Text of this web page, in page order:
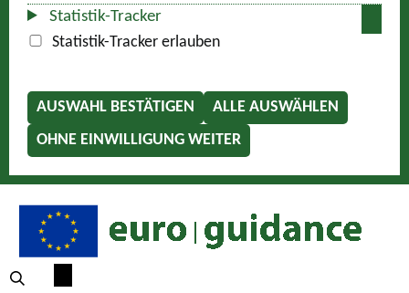
Statistik-Tracker
Statistik-Tracker erlauben
AUSWAHL BESTÄTIGEN
ALLE AUSWÄHLEN
OHNE EINWILLIGUNG WEITER